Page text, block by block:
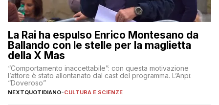
La Rai ha espulso Enrico Montesano da
Ballando con le stelle per la maglietta
della X Mas
“Comportamento inaccettabile”: con questa motivazione
l’attore è stato allontanato dal cast del programma. L’Anpi:
“Doveroso”
NEXTQUOTIDIANO-CULTURA E SCIENZE